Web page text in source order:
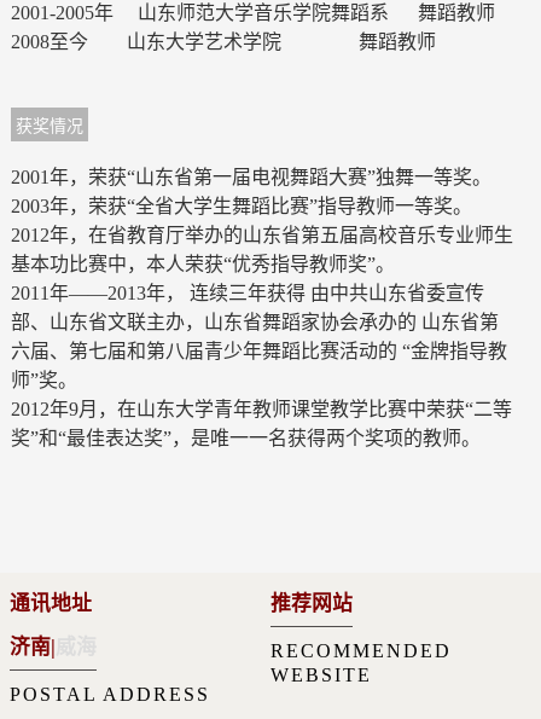
2001-2005年 山东师范大学音乐学院舞蹈系 舞蹈教师
2008至今 山东大学艺术学院 舞蹈教师
获奖情况
2001年，荣获“山东省第一届电视舞蹈大赛”独舞一等奖。
2003年，荣获“全省大学生舞蹈比赛”指导教师一等奖。
2012年，在省教育厅举办的山东省第五届高校音乐专业师生
基本功比赛中，本人荣获“优秀指导教师奖”。
2011年——2013年， 连续三年获得 由中共山东省委宣传
部、山东省文联主办，山东省舞蹈家协会承办的 山东省第
六届、第七届和第八届青少年舞蹈比赛活动的 “金牌指导教
师”奖。
2012年9月，在山东大学青年教师课堂教学比赛中荣获“二等
奖”和“最佳表达奖”，是唯一一名获得两个奖项的教师。
通讯地址
济南|
POSTAL ADDRESS
推荐网站
RECOMMENDED
WEBSITE